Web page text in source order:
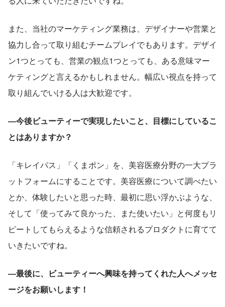
また、当社のマーケティング業務は、デザイナーや営業と
協力し合って取り組むチームプレイでもあります。デザイ
ン1つとっても、営業の観点1つとっても、ある意味マー
ケティングと言えるかもしれません。幅広い視点を持って
取り組んでいける人は大歓迎です。
―今後ビューティーで実現したいこと、目標にしているこ
とはありますか？
「キレイパス」「くまポン」を、美容医療分野の一大プラ
ットフォームにすることです。美容医療について調べたい
とか、体験したいと思った時、最初に思い浮かぶような、
そして「使ってみて良かった、また使いたい」と何度もリ
ピートしてもらえるような信頼されるプロダクトに育てて
いきたいですね。
―最後に、ビューティーへ興味を持ってくれた人へメッセ
ージをお願いします！